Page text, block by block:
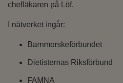
chefläkaren på Löf.
I nätverket ingår:
Barnmorskeförbundet
Dietisternas Riksförbund
FAMNA